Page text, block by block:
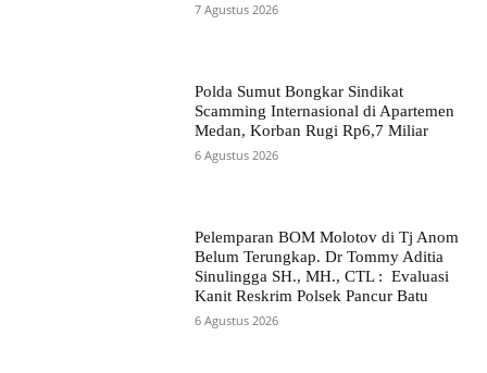
7 Agustus 2026
Polda Sumut Bongkar Sindikat
Scamming Internasional di Apartemen
Medan, Korban Rugi Rp6,7 Miliar
6 Agustus 2026
Pelemparan BOM Molotov di Tj Anom
Belum Terungkap. Dr Tommy Aditia
Sinulingga SH., MH., CTL : Evaluasi
Kanit Reskrim Polsek Pancur Batu
6 Agustus 2026